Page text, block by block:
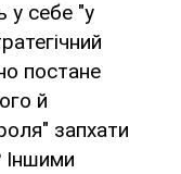
у себе "у
постане
й
запхати
Іншими